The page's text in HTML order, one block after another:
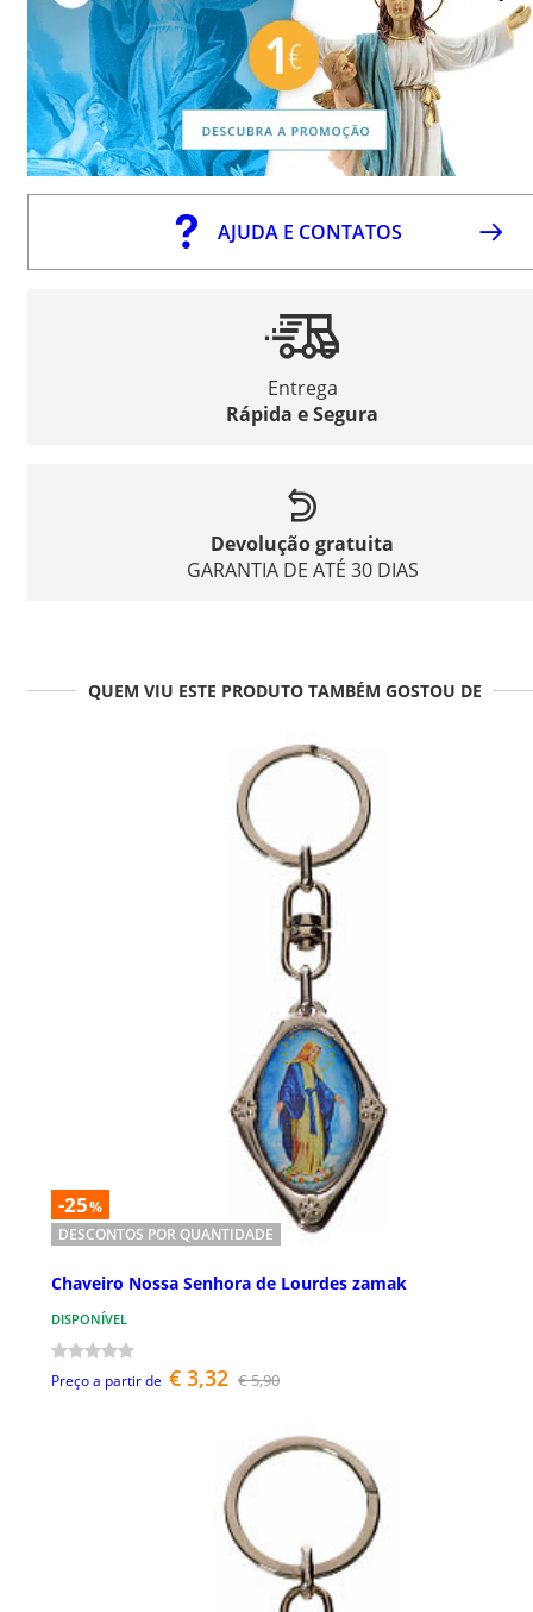
AJUDA E CONTATOS
Entrega
Rápida e Segura
Devolução gratuita
GARANTIA DE ATÉ 30 DIAS
QUEM VIU ESTE PRODUTO TAMBÉM GOSTOU DE
-25%
DESCONTOS POR QUANTIDADE
Chaveiro Nossa Senhora de Lourdes zamak
DISPONÍVEL
Preço a partir de € 3,32 € 5,90